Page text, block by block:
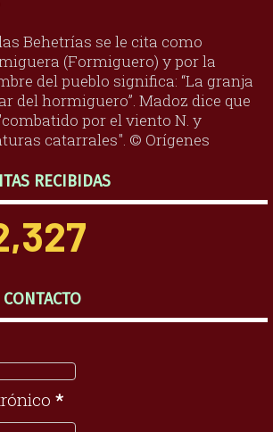
Behetrías se le cita como
(Formiguero) y por la
del pueblo significa: “La granja
del hormiguero”. Madoz dice que
por el viento N. y
catarrales". © Orígenes
RECIBIDAS
*